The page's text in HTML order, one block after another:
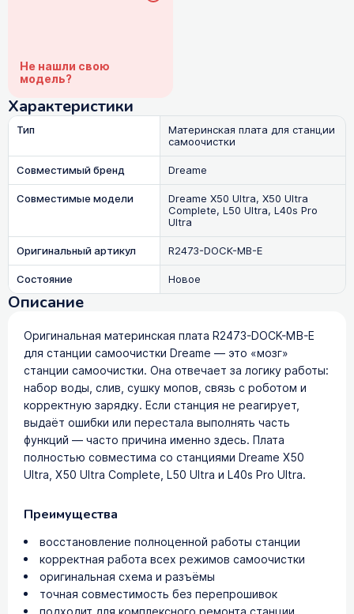
Не нашли свою
модель?
Характеристики
Тип Материнская плата для станции
самоочистки
Совместимый бренд
Dreame
Совместимые модели
Dreame X50 Ultra, X50 Ultra
Complete, L50 Ultra, L40s Pro
Ultra
Оригинальный артикул
R2473-DOCK-MB-E
Состояние
Новое
Описание
Оригинальная материнская плата R2473-DOCK-MB-E
для станции самоочистки Dreame — это «мозг»
станции самоочистки. Она отвечает за логику работы:
набор воды, слив, сушку мопов, связь с роботом и
корректную зарядку. Если станция не реагирует,
выдаёт ошибки или перестала выполнять часть
функций — часто причина именно здесь. Плата
полностью совместима со станциями Dreame X50
Ultra, X50 Ultra Complete, L50 Ultra и L40s Pro Ultra.
Преимущества
восстановление полноценной работы станции
корректная работа всех режимов самоочистки
оригинальная схема и разъёмы
точная совместимость без перепрошивок